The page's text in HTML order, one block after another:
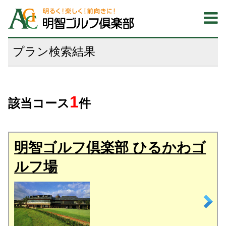
プラン検索結果
該当コース1件
明智ゴルフ倶楽部 ひるかわゴ
ルフ場